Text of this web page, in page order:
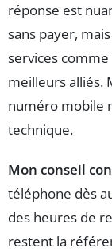
réponse est
sans payer,
services comme
meilleurs alliés.
numéro mobile
technique.
Mon conseil
téléphone dès
des heures de
restent la